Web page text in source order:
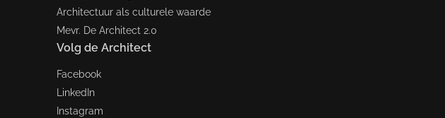
Architectuur als culturele waarde
Mevr. De Architect 2.0
Volg de Architect
Facebook
LinkedIn
Instagram